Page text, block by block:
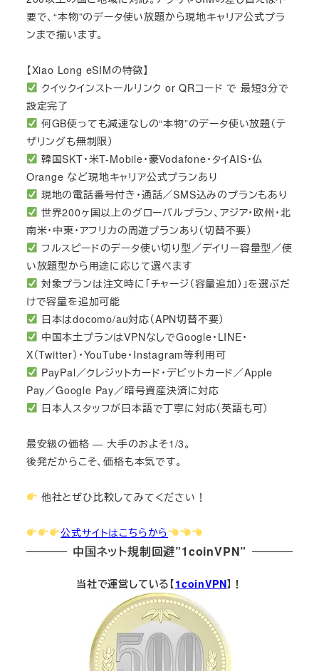
要で、“本物”のデータ使い放題から現地キャリア公式プラ
ンまで揃います。
【Xiao Long eSIMの特徴】
クイックインストールリンク or QRコード で 最短3分で
設定完了
何GB使っても減速なしの“本物”のデータ使い放題（テ
ザリングも無制限）
韓国SKT・米T-Mobile・豪Vodafone・タイAIS・仏
Orange など現地キャリア公式プランあり
現地の電話番号付き・通話／SMS込みのプランもあり
世界200ヶ国以上のグローバルプラン、アジア・欧州・北
南米・中東・アフリカの周遊プランあり（切替不要）
フルスピードのデータ使い切り型／デイリー容量型／使
い放題型から用途に応じて選べます
対象プランは注文時に「チャージ（容量追加）」を選ぶだ
けで容量を追加可能
日本はdocomo/au対応（APN切替不要）
中国本土プランはVPNなしでGoogle・LINE・
X（Twitter）・YouTube・Instagram等利用可
PayPal／クレジットカード・デビットカード／Apple
Pay／Google Pay／暗号資産決済に対応
日本人スタッフが日本語で丁寧に対応（英語も可）
最安級の価格 — 大手のおよそ1/3。
後発だからこそ、価格も本気です。
他社とぜひ比較してみてください！
公式サイトはこちらから
中国ネット規制回避”1coinVPN”
当社で運営している【1coinVPN】！